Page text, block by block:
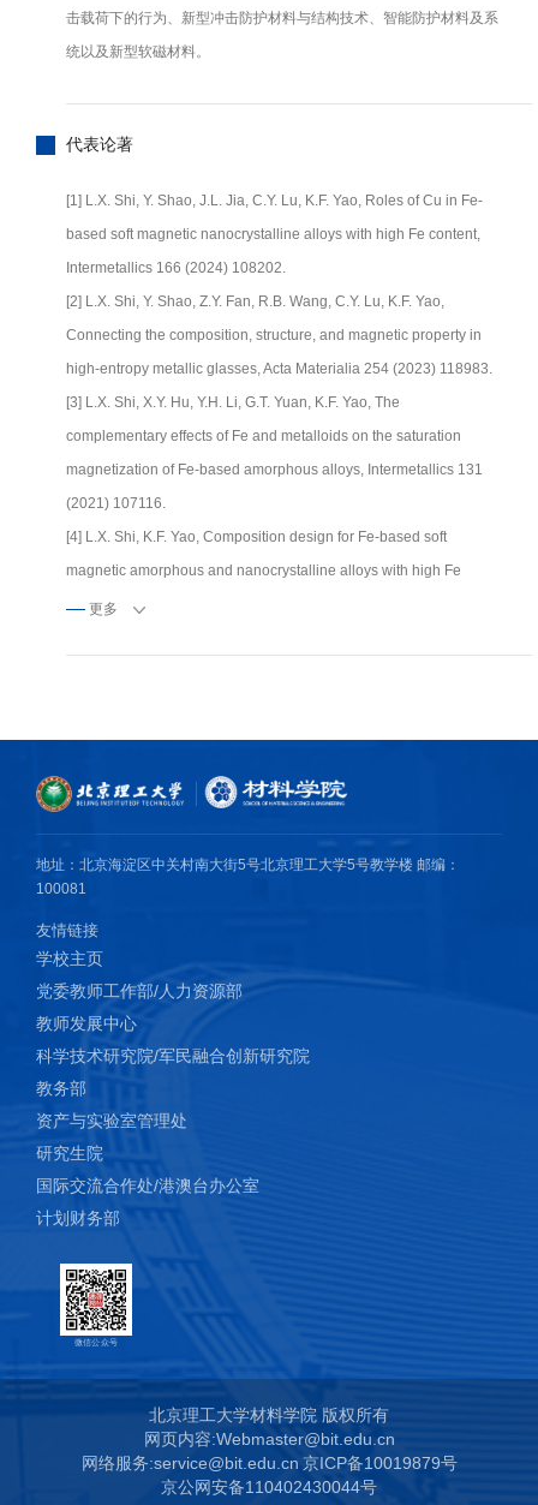
击载荷下的行为、新型冲击防护材料与结构技术、智能防护材料及系
统以及新型软磁材料。
代表论著
[1] L.X. Shi, Y. Shao, J.L. Jia, C.Y. Lu, K.F. Yao, Roles of Cu in Fe-
based soft magnetic nanocrystalline alloys with high Fe content,
Intermetallics 166 (2024) 108202.
[2] L.X. Shi, Y. Shao, Z.Y. Fan, R.B. Wang, C.Y. Lu, K.F. Yao,
Connecting the composition, structure, and magnetic property in
high-entropy metallic glasses, Acta Materialia 254 (2023) 118983.
[3] L.X. Shi, X.Y. Hu, Y.H. Li, G.T. Yuan, K.F. Yao, The
complementary effects of Fe and metalloids on the saturation
magnetization of Fe-based amorphous alloys, Intermetallics 131
(2021) 107116.
[4] L.X. Shi, K.F. Yao, Composition design for Fe-based soft
magnetic amorphous and nanocrystalline alloys with high Fe
content, Materials & Design 189 (2020) 108511.
[6] L.X. Shi, K.Y. Wang, K.F. Yao, Maintaining high saturation
magnetic flux density and reducing coercivity of Fe-based
amorphous alloys by addition of Sn, Journal of Non-Crystalline
Solids 528 (2019) 119710.
更多
地址：北京海淀区中关村南大街5号北京理工大学5号教学楼 邮编：
100081
友情链接
学校主页
党委教师工作部/人力资源部
教师发展中心
科学技术研究院/军民融合创新研究院
教务部
资产与实验室管理处
研究生院
国际交流合作处/港澳台办公室
计划财务部
微信公众号
北京理工大学材料学院 版权所有
网页内容:Webmaster@bit.edu.cn
网络服务:service@bit.edu.cn 京ICP备10019879号
京公网安备110402430044号